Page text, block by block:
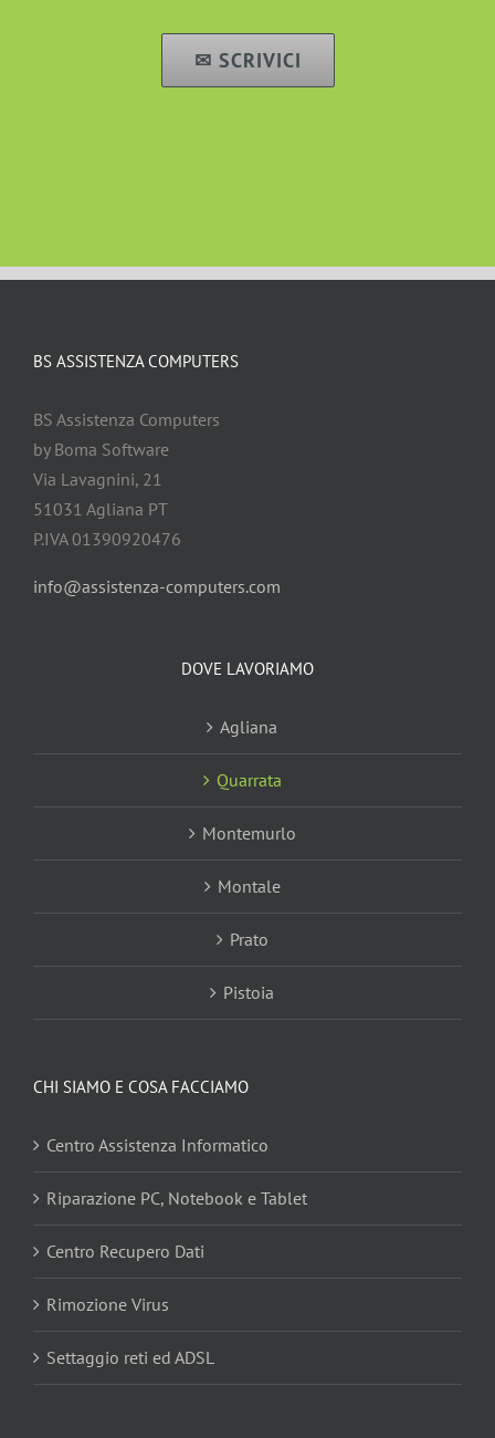
✉ SCRIVICI
BS ASSISTENZA COMPUTERS
BS Assistenza Computers
by Boma Software
Via Lavagnini, 21
51031 Agliana PT
P.IVA 01390920476
info@assistenza-computers.com
DOVE LAVORIAMO
Agliana
Quarrata
Montemurlo
Montale
Prato
Pistoia
CHI SIAMO E COSA FACCIAMO
Centro Assistenza Informatico
Riparazione PC, Notebook e Tablet
Centro Recupero Dati
Rimozione Virus
Settaggio reti ed ADSL